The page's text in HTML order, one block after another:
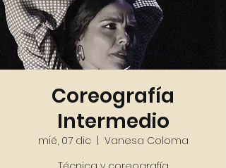
Coreografía
Intermedio
mié, 07 dic
  |
Vanesa Coloma